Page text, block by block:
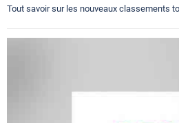
Tout savoir sur les nouveaux classements